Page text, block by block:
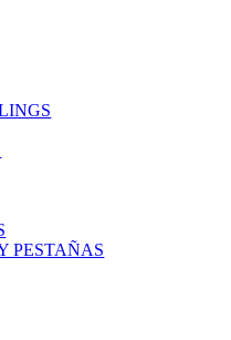
PESTAÑAS